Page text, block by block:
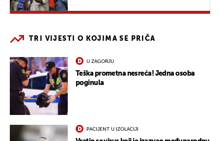
TRI VIJESTI O KOJIMA SE PRIČA
U ZAGORJU
Teška prometna nesreća! Jedna osoba
poginula
PACIJENT U IZOLACIJI